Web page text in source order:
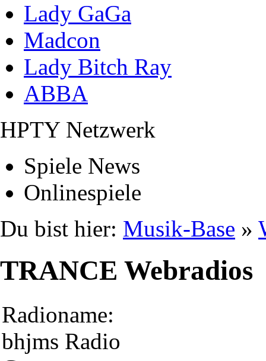
Lady GaGa
Madcon
Lady Bitch Ray
ABBA
HPTY Netzwerk
Spiele News
Onlinespiele
Du bist hier: Musik-Base »
TRANCE Webradios
Radioname:
bhjms Radio